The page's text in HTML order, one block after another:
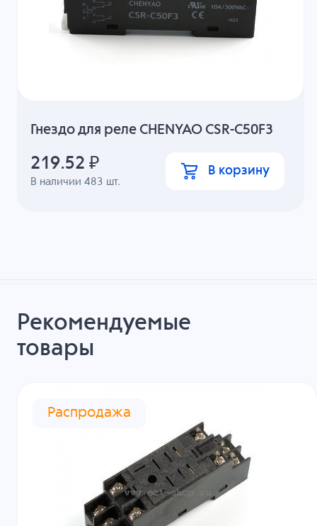
Гнездо для реле CHENYAO CSR-С50F3
В наличии483 шт.
219.52 ₽ В корзину
Рекомендуемые
товары
Распродажа